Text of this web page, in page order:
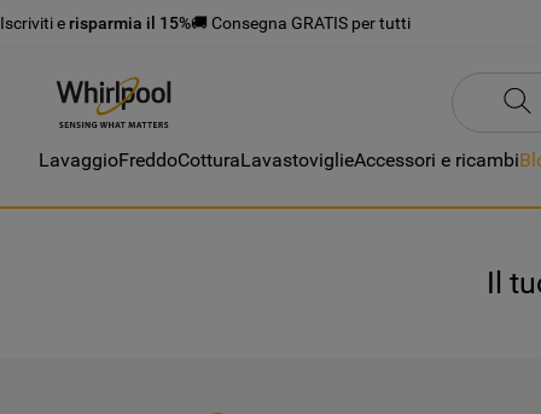
Iscriviti e risparmia il 15%🚚 Consegna GRATIS per tutti
LavaggioFreddoCotturaLavastoviglieAccessori e ricambi
Il